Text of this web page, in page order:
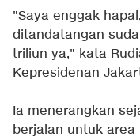
"Saya enggak
ditandatangan
triliun ya," kata
Kepresidenan
Ia menerangkan
berjalan untuk area